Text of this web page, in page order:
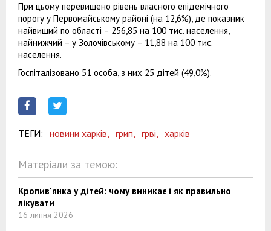
При цьому перевищено рівень власного епідемічного
порогу у Первомайському районі (на 12,6%), де показник
найвищий по області – 256,85 на 100 тис. населення,
найнижчий – у Золочівському – 11,88 на 100 тис.
населення.
Госпіталізовано 51 особа, з них 25 дітей (49,0%).
ТЕГИ: новини харків, грип, грві, харків
Матеріали за темою:
Кропив'янка у дітей: чому виникає і як правильно
лікувати
16 липня 2026